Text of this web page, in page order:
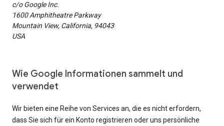
c/o Google Inc.
1600 Amphitheatre Parkway
Mountain View, California, 94043
USA
Wie Google Informationen sammelt und
verwendet
Wir bieten eine Reihe von Services an, die es nicht erfordern,
dass Sie sich für ein Konto registrieren oder uns persönliche